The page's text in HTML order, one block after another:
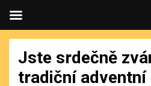
Jste srdečně
tradiční